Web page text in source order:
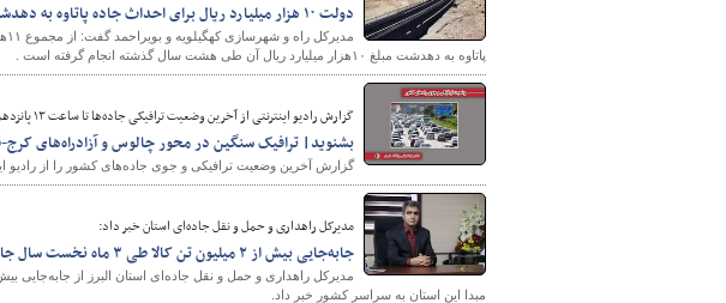
دولت ۱۰ هزار میلیارد ریال برای احداث جاده پاتاوه به دهدشت هزینه کرد
پاتاوه به دهدشت مبلغ ۱۰هزار میلیارد ریال آن طی هشت سال گذشته انجام گرفته است .
گزارش رادیو اینترنتی از آخرین وضعیت ترافیکی جاده‌ها تا ساعت ۱۳ پانزدهم تیر
بشنوید| ترافیک سنگین در محور چالوس و آزادراه‌های
گزارش آخرین وضعیت ترافیکی و جوی جاده‌های کشور را از رادیو
مدیرکل راهداری و حمل و نقل جاده‌ای استان خبر داد:‌
جابه‌جایی بیش از ۲ میلیون تن کالا طی ۳ ماه نخست سال جاری در استان البرز
مبدا این استان به سراسر کشور خبر داد.